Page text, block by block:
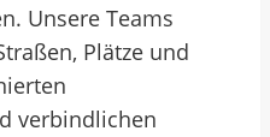
Unsere Teams
Plätze und
verbindlichen